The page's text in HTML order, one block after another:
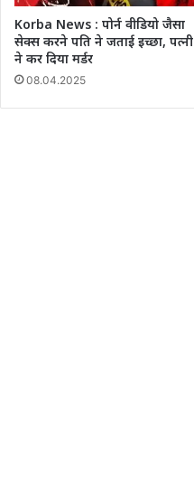
Korba News : पोर्न वीडियो जैसा
सेक्स करने पति ने जताई इच्छा, पत्नी
ने कर दिया मर्डर
08.04.2025